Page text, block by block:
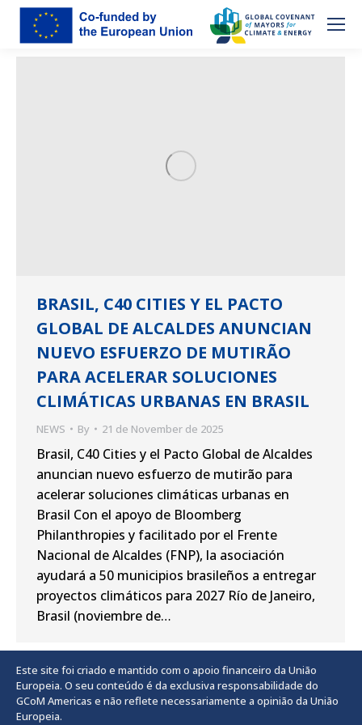
BRASIL, C40 CITIES Y EL PACTO
GLOBAL DE ALCALDES ANUNCIAN
NUEVO ESFUERZO DE MUTIRÃO
PARA ACELERAR SOLUCIONES
CLIMÁTICAS URBANAS EN BRASIL
NEWS By 21 de November de 2025
Brasil, C40 Cities y el Pacto Global de Alcaldes
anuncian nuevo esfuerzo de mutirão para
acelerar soluciones climáticas urbanas en
Brasil Con el apoyo de Bloomberg
Philanthropies y facilitado por el Frente
Nacional de Alcaldes (FNP), la asociación
ayudará a 50 municipios brasileños a entregar
proyectos climáticos para 2027 Río de Janeiro,
Brasil (noviembre de…
Este site foi criado e mantido com o apoio financeiro da União
Europeia. O seu conteúdo é da exclusiva responsabilidade do
GCoM Americas e não reflete necessariamente a opinião da União
Europeia.